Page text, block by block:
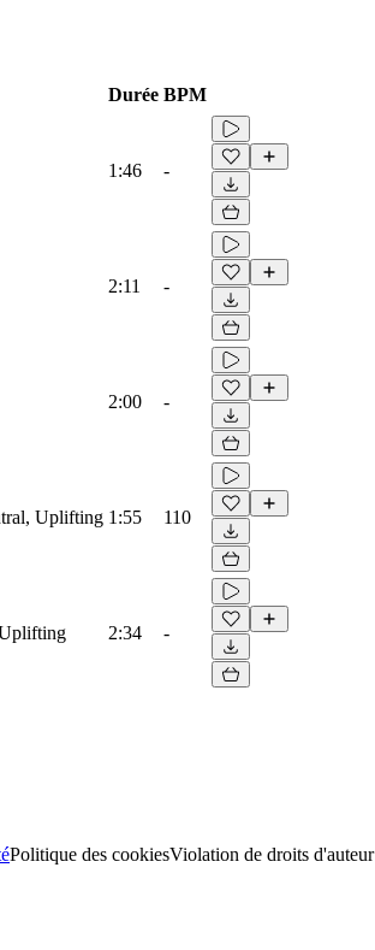
Durée BPM
1:46 -
2:11 -
2:00 -
Uplifting 1:55 110
2:34 -
Politique des cookiesViolation de droits d'auteur